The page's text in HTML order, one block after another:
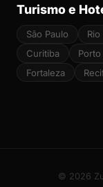
Turismo e
São Paulo
Curitiba
Fortaleza
© 2026